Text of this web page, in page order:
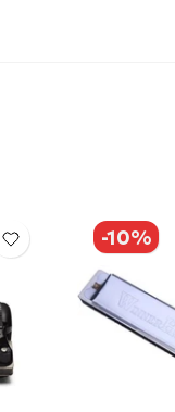
-10%